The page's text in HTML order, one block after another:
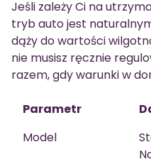
Jeśli zależy Ci na
tryb auto jest
dąży do wartości
nie musisz ręcznie
razem, gdy warunki w
Parametr
Model